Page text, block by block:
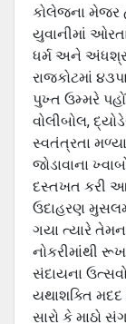
કોલેજના મેજર
યુવાનીમાં
ધર્મ અને
રાજકોટમાં
પુખ્ત ઉમ્મરે
વોલીબોલ,
સ્વતંત્રતા મળ્યા
જોડાવાના
દસ્તખત કરી
ઉદાહરણ
ગયા ત્યારે
નોકરીમાંથી
સંદાયના
યથાશક્તિ મદદ
સારો કે માઠો